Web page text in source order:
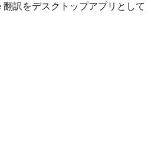
訳をデスクトップアプリとして